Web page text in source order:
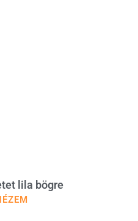
lila bögre